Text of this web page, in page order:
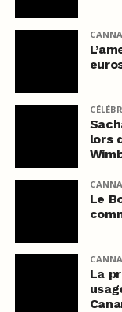
lors
Le
La